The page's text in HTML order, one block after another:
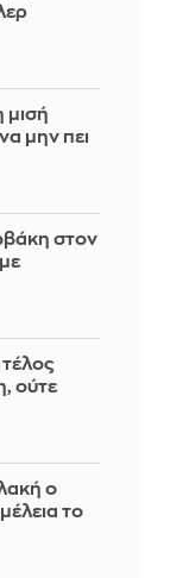
μισή
μην πει
στον
τέλος
ούτε
ο
το